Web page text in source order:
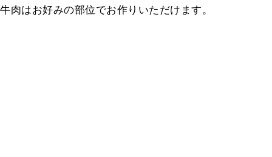
牛肉はお好みの部位でお作りいただけます。